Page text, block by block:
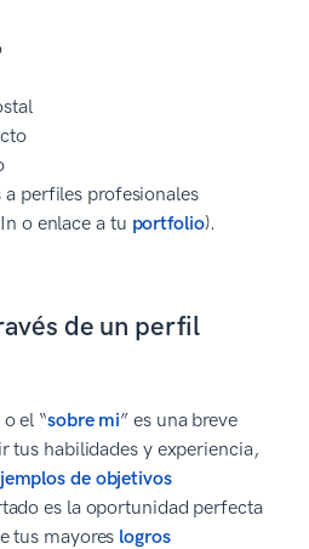
perfiles profesionales
o enlace a tu portfolio).
de un perfil
el “sobre mi” es una breve
tus habilidades y experiencia,
de objetivos
es la oportunidad perfecta
tus mayores logros